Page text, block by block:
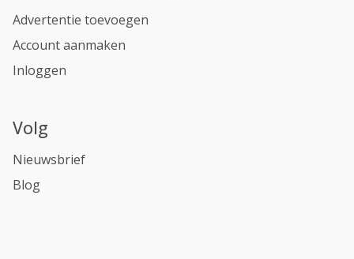
Advertentie toevoegen
Account aanmaken
Inloggen
Volg
Nieuwsbrief
Blog